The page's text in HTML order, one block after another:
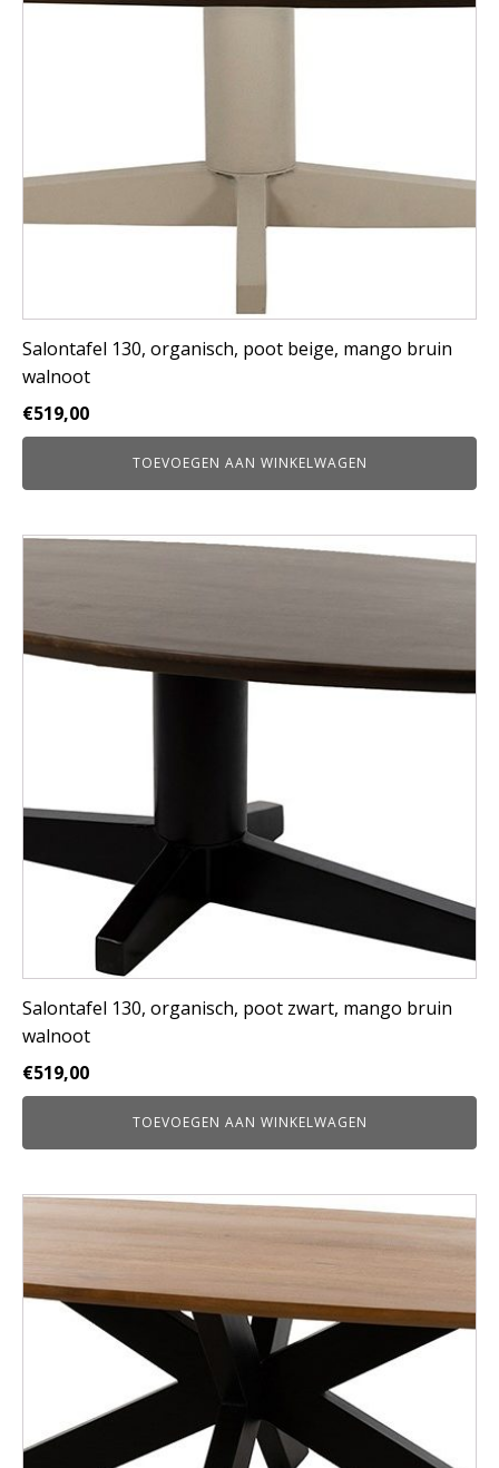
Salontafel 130, organisch, poot beige, mango bruin
walnoot
€519,00
TOEVOEGEN AAN WINKELWAGEN
Salontafel 130, organisch, poot zwart, mango bruin
walnoot
€519,00
TOEVOEGEN AAN WINKELWAGEN